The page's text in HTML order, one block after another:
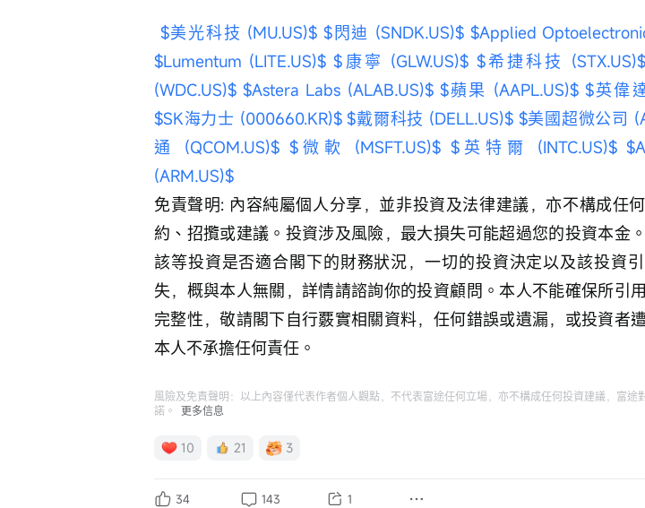
$美光科技 (MU.US)$ $閃迪 (SNDK.US)$ $Applied
$Lumentum (LITE.US)$ $康寧 (GLW.US)$ $希捷科技 (STX.US)$
(WDC.US)$ $Astera Labs (ALAB.US)$ $蘋果 (AAPL.US)$ $英偉
$SK海力士 (000660.KR)$ $戴爾科技 (DELL.US)$ $美國超微公司
通 (QCOM.US)$ $微軟 (MSFT.US)$ $英特爾 (INTC.US)$
(ARM.US)$
免責聲明: 內容純屬個人分享，並非投資及法律建議，亦不構成任
約、招攬或建議。投資涉及風險，最大損失可能超過您的投資本金
該等投資是否適合閣下的財務狀況，一切的投資決定以及該投資
失，概與本人無關，詳情請諮詢你的投資顧問。本人不能確保所引
完整性，敬請閣下自行覈實相關資料，任何錯誤或遺漏，或投資者
本人不承擔任何責任。
風險及免責聲明：以上內容僅代表作者個人觀點，不代表富途任何立場，亦不構成任何投資建議，富途
諾。
更多信息
10 21 3
34 143 1